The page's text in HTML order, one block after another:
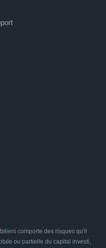
comporte des risques qu'il
ou partielle du capital investi,